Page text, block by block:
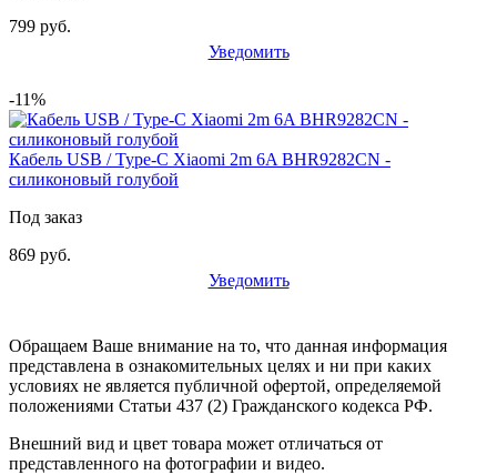
799 руб.
Уведомить
-11%
Кабель USB / Type-C Xiaomi 2m 6A BHR9282CN -
силиконовый голубой
Под заказ
869 руб.
Уведомить
Обращаем Ваше внимание на то, что данная информация
представлена в ознакомительных целях и ни при каких
условиях не является публичной офертой, определяемой
положениями Статьи 437 (2) Гражданского кодекса РФ.
Внешний вид и цвет товара может отличаться от
представленного на фотографии и видео.